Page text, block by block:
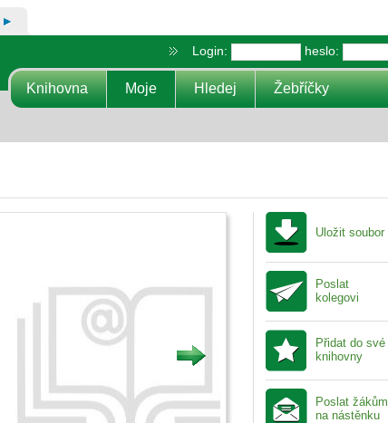
Login: heslo:
Knihovna Moje Hledej Žebříčky
Uložit soubor
Poslat
kolegovi
Přidat do své
knihovny
Poslat žákům
na nástěnku